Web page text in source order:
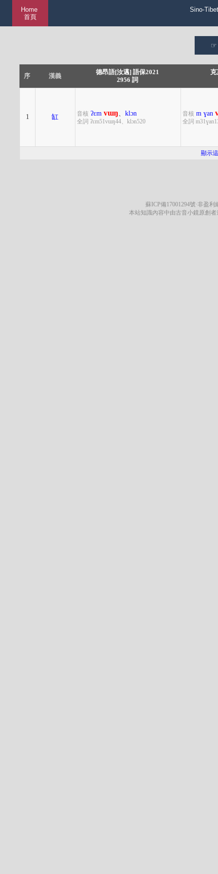
Home
首頁
Sino-
序 漢義
德昂語[汝邁] 語保2021
2956 詞
克
1 缸 音核 ʔɛm vɯŋ、 klɔn
全詞 ʔɛm51vɯŋ44、klɔn520
音核 m ɣan
全詞
顯示
蘇ICP備17001294號·非盈利
本站知識內容中由古音小鏡原創